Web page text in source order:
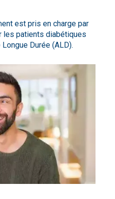
est pris en charge par
les patients diabétiques
Durée (ALD).